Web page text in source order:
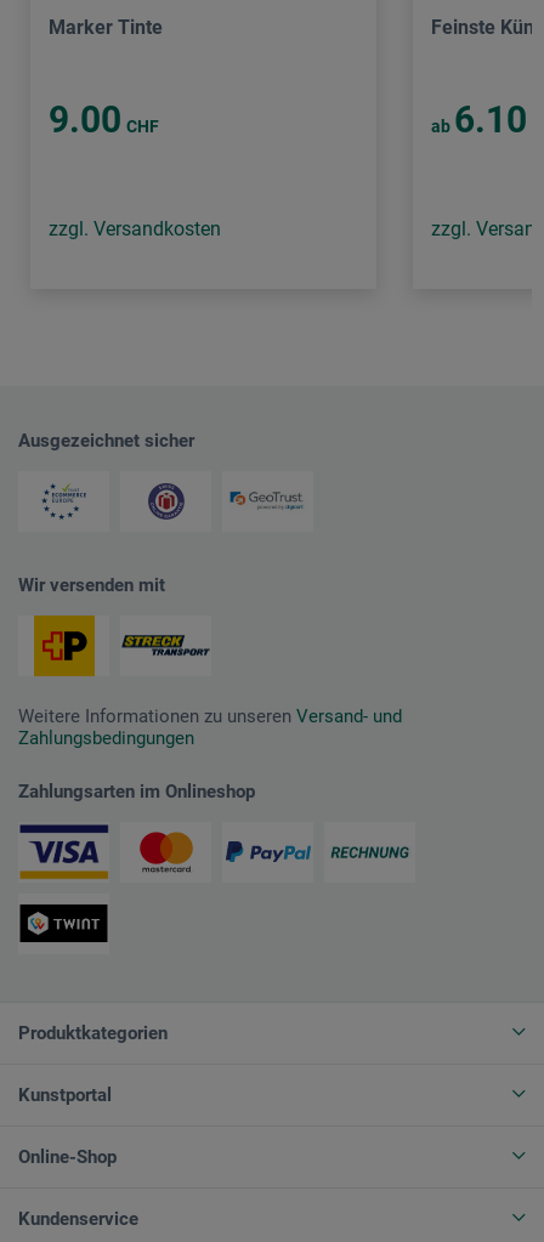
Marker Tinte
9.00 CHF
zzgl. Versandkosten
Feinste
ab 6.10
zzgl.
Ausgezeichnet sicher
Wir versenden mit
Weitere Informationen zu unseren Versand- und
Zahlungsbedingungen
Zahlungsarten im Onlineshop
Produktkategorien
Kunstportal
Online-Shop
Kundenservice